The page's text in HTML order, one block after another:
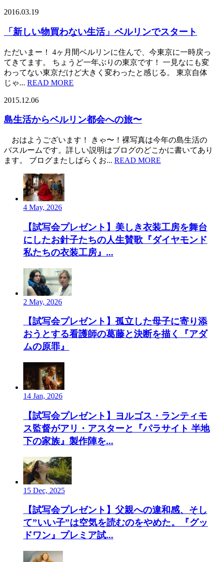
2016.03.19
「新しい物買わない生活」ベルリンでスタート
ただいまー！ 4ヶ月間ベルリンに住んで、今東京に一時戻っ
てきてます。 ちょうど一年ぶりの東京です！ 一見なにも変
わってない東京だけど大きく変わったと感じる。 東京自体
じゃ... READ MORE
2015.12.06
島生活からベルリン都会への旅〜
おはようございます！ きゃ〜！裸写真は今年の島生活の
バスルームです。詳しい説明はブログのどこかに書いてあり
ます。 ブログまたしばらくお... READ MORE
4 May, 2026
【試写会プレゼント】美しき衣装工房を舞台
にしたお針子たちの人生賛歌『ダイヤモンド
私たちの衣装工房』...
2 May, 2026
【試写会プレゼント】孤立した母子に寄り添
おうとする看護師の葛藤と決断を描く『アダ
ムの原罪』
14 Jan, 2026
【試写会プレゼント】ヨルゴス・ランティモ
ス監督がアリ・アスターと『パラサイト 半地
下の家族』製作陣を...
15 Dec, 2025
【試写会プレゼント】父親への違和感、そし
て”いい子”は空気を読むのをやめた。『グッ
ドワン』プレミア試...